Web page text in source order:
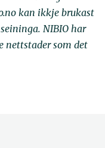
kan ikkje brukast
NIBIO har
nettstader som det